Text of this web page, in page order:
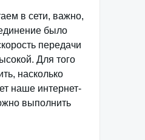
в сети, важно,
было
передачи
Для того
насколько
наше интернет-
выполнить